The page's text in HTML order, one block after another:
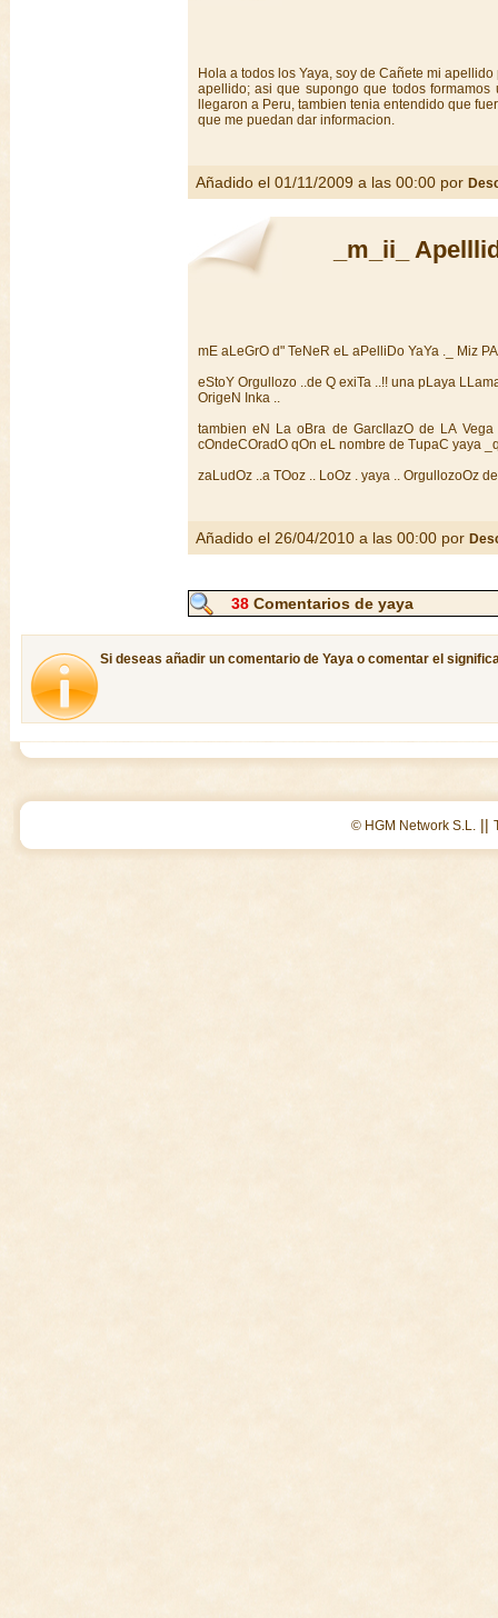
Hola a todos los Yaya, soy de Cañete mi
apellido; asi que supongo que todos
llegaron a Peru, tambien tenia entendido que
que me puedan dar informacion.
Añadido el 01/11/2009 a las 00:00 por
_m_ii_
mE aLeGrO d" TeNeR eL aPelliDo YaYa ._ Miz
eStoY Orgullozo ..de Q exiTa ..!! una pLaya
OrigeN Inka ..
tambien eN La oBra de GarcIlazO de LA
cOndeCOradO qOn eL nombre de TupaC yaya
zaLudOz ..a TOoz .. LoOz . yaya .. OrgullozoOz
Añadido el 26/04/2010 a las 00:00 por
38 Comentarios de yaya
Si deseas añadir un comentario de Yaya o comentar el
© HGM Network S.L. ||